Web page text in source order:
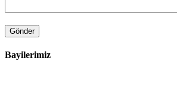
Bayilerimiz